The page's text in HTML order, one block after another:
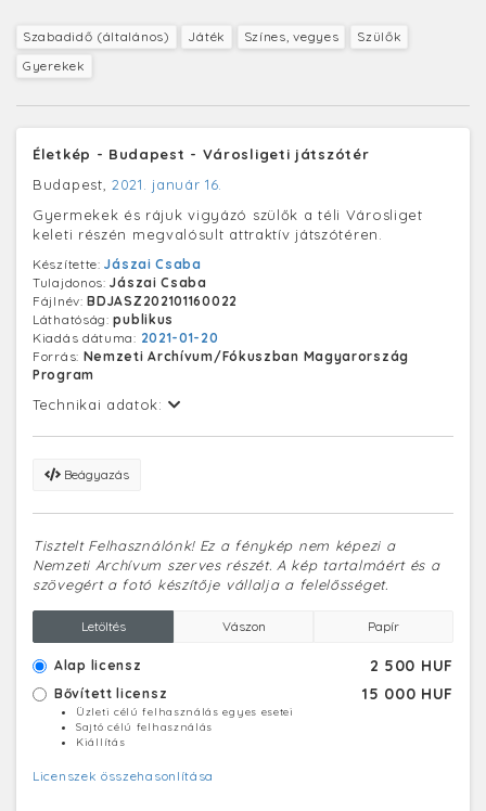
Szabadidő (általános) Játék Színes, vegyes
Szülők
Gyerekek
Életkép - Budapest - Városligeti játszótér
Budapest, 2021. január 16.
Gyermekek és rájuk vigyázó szülők a téli Városliget
keleti részén megvalósult attraktív játszótéren.
Készítette:Jászai Csaba
Tulajdonos:Jászai Csaba
Fájlnév:BDJASZ202101160022
Láthatóság:publikus
Kiadás dátuma: 2021-01-20
Forrás: Nemzeti Archívum/Fókuszban Magyarország
Program
Technikai adatok:
Beágyazás
Tisztelt Felhasználónk! Ez a fénykép nem képezi a
Nemzeti Archívum szerves részét. A kép tartalmáért és a
szövegért a fotó készítője vállalja a felelősséget.
Letöltés Vászon Papír
Alap licensz 2 500 HUF
Bővített licensz 15 000 HUF
Üzleti célú felhasználás egyes esetei
Sajtó célú felhasználás
Kiállítás
Licenszek összehasonlítása